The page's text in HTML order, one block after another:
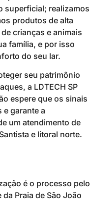
superficial; realizamos
produtos de alta
crianças e animais
família, e por isso
do seu lar.
seu patrimônio
a LDTECH SP
espere que os sinais
garante a
um atendimento de
e litoral norte.
é o processo pelo
Praia de São João